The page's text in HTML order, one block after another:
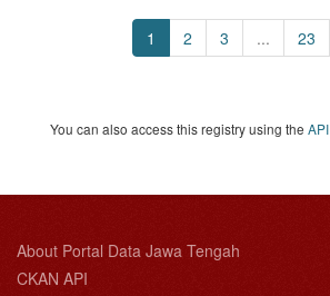
1 2 3 ... 23
You can also access this registry using the API
About Portal Data Jawa Tengah
CKAN API